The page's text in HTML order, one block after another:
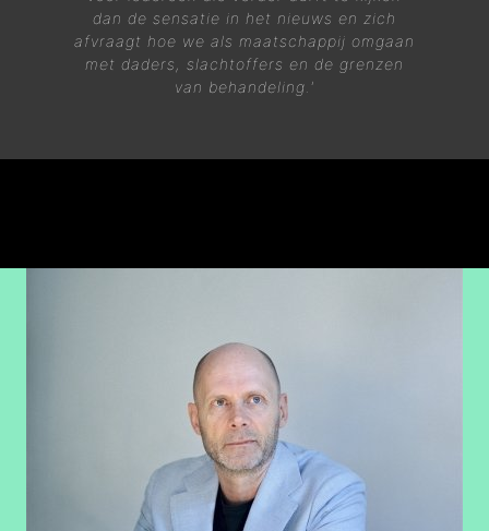
dan de sensatie in het nieuws en zich
afvraagt hoe we als maatschappij omgaan
met daders, slachtoffers en de grenzen
van behandeling.'